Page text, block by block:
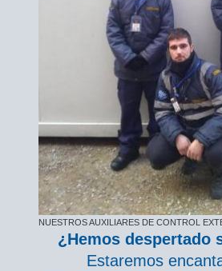
NUESTROS AUXILIARES DE CONTROL
¿Hemos despertado
Estaremos